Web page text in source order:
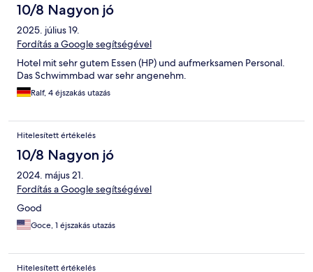
10/8 Nagyon jó
2025. július 19.
Fordítás a Google segítségével
Hotel mit sehr gutem Essen (HP) und aufmerksamen Personal.
Das Schwimmbad war sehr angenehm.
Ralf, 4 éjszakás utazás
Hitelesített értékelés
10/8 Nagyon jó
2024. május 21.
Fordítás a Google segítségével
Good
Goce, 1 éjszakás utazás
Hitelesített értékelés